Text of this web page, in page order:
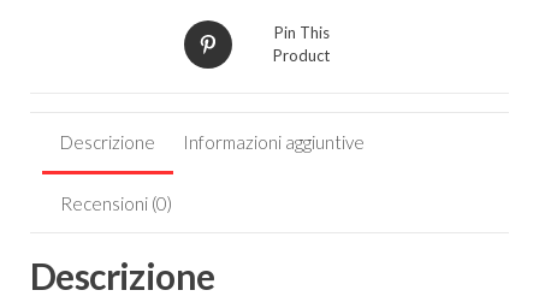
Pin This
Product
Descrizione Informazioni aggiuntive
Recensioni (0)
Descrizione